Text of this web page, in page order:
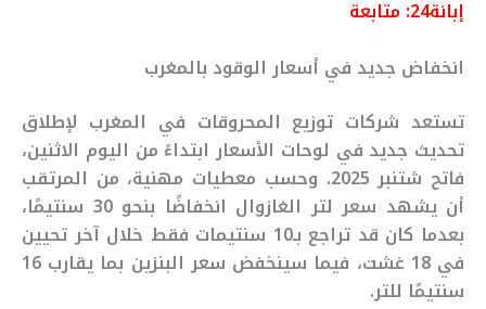
إبانة24: متابعة
انخفاض جديد في أسعار الوقود بالمغرب
تستعد شركات توزيع المحروقات في المغرب لإطلاق
تحديث جديد في لوحات الأسعار ابتداءً من اليوم الاثنين،
فاتح شتنبر 2025. وحسب معطيات مهنية، من المرتقب
أن يشهد سعر لتر الغازوال انخفاضًا بنحو 30 سنتيمًا،
بعدما كان قد تراجع بـ10 سنتيمات فقط خلال آخر تحيين
في 18 غشت، فيما سينخفض سعر البنزين بما يقارب 16
سنتيمًا للتر.